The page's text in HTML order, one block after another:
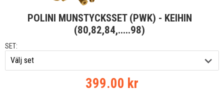
När du valt kommer butiken visa delar för vald moped
och universella produkter.
POLINI MUNSTYCKSSET (PWK) - KEIHIN
(80,82,84,.....98)
SET:
399.00 kr